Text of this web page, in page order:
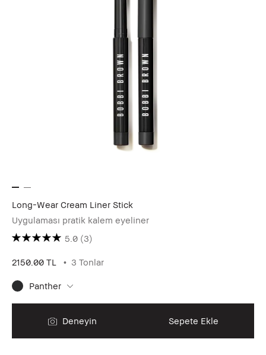
Long-Wear Cream Liner Stick
Uygulaması pratik kalem eyeliner
5.0 (3)
2150.00 TL 3 Tonlar
Panther
Deneyin Sepete Ekle